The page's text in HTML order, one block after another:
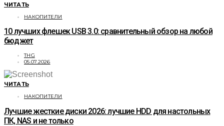
ЧИТАТЬ
НАКОПИТЕЛИ
10 лучших флешек USB 3.0: сравнительный обзор на любой
бюджет
THG
05.07.2026
ЧИТАТЬ
НАКОПИТЕЛИ
Лучшие жесткие диски 2026: лучшие HDD для настольных
ПК, NAS и не только